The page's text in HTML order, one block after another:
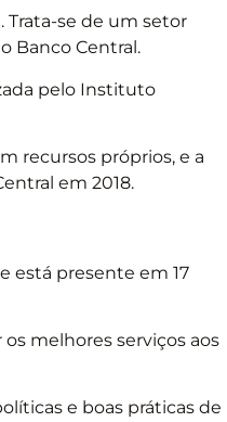
Trata-se de um setor
Banco Central.
pelo Instituto
recursos próprios, e a
em 2018.
está presente em 17
melhores serviços aos
e boas práticas de